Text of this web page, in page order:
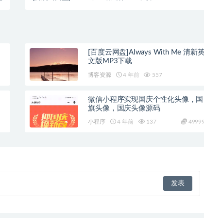
[百度云网盘]Always With Me 清新
文版MP3下载
博客资源 4 年前 557
微信小程序实现国庆个性化头像，国
旗头像，国庆头像源码
小程序 4 年前 137